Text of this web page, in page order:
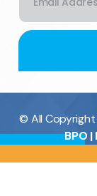
© All
BPO